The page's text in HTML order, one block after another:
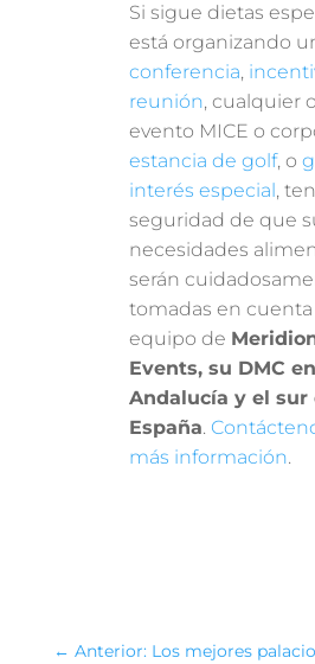
Si sigue dietas
está organizando
conferencia,
reunión, cualquier
evento MICE o
estancia de golf, o
interés especial ,
seguridad de que
necesidades
serán
tomadas en cuenta
equipo de
Events, su DMC en
Andalucía y el sur
España.
más información.
← Anterior: Los mejores